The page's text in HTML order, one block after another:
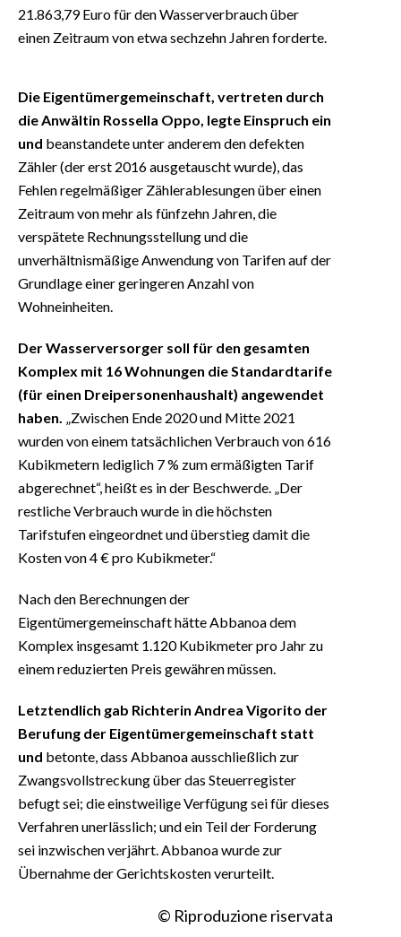
ANNUNCI
NECROLOGI
SPIAGGE
STORE
21.863,79 Euro für den Wasserverbrauch über
einen Zeitraum von etwa sechzehn Jahren forderte.
Die Eigentümergemeinschaft, vertreten durch
die Anwältin Rossella Oppo, legte Einspruch ein
und beanstandete unter anderem den defekten
Zähler (der erst 2016 ausgetauscht wurde), das
Fehlen regelmäßiger Zählerablesungen über einen
Zeitraum von mehr als fünfzehn Jahren, die
verspätete Rechnungsstellung und die
unverhältnismäßige Anwendung von Tarifen auf der
Grundlage einer geringeren Anzahl von
Wohneinheiten.
Der Wasserversorger soll für den gesamten
Komplex mit 16 Wohnungen die Standardtarife
(für einen Dreipersonenhaushalt) angewendet
haben.
„Zwischen Ende 2020 und Mitte 2021
wurden von einem tatsächlichen Verbrauch von 616
Kubikmetern lediglich 7 % zum ermäßigten Tarif
abgerechnet“, heißt es in der Beschwerde. „Der
restliche Verbrauch wurde in die höchsten
Tarifstufen eingeordnet und überstieg damit die
Kosten von 4 € pro Kubikmeter.“
Nach den Berechnungen der
Eigentümergemeinschaft hätte Abbanoa dem
Komplex insgesamt 1.120 Kubikmeter pro Jahr zu
einem reduzierten Preis gewähren müssen.
Letztendlich gab Richterin Andrea Vigorito der
Berufung der Eigentümergemeinschaft statt
und betonte, dass Abbanoa ausschließlich zur
Zwangsvollstreckung über das Steuerregister
befugt sei; die einstweilige Verfügung sei für dieses
Verfahren unerlässlich; und ein Teil der Forderung
sei inzwischen verjährt. Abbanoa wurde zur
Übernahme der Gerichtskosten verurteilt.
© Riproduzione riservata